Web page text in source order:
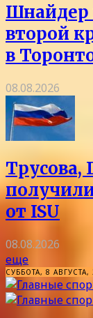
Шнайдер
второй
в
08.08.2026
Трусова,
от ISU
08.08.2026
еще
СУББОТА, 8 АВГУСТА,